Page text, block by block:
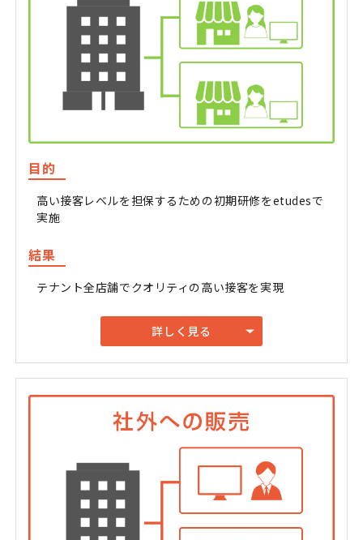
目的
高い接客レベルを担保するための初期研修をetudesで
実施
結果
テナント全店舗でクオリティの高い接客を実現
詳しく見る